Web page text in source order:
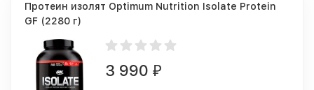
Протеин изолят Optimum Nutrition Isolate Protein
GF (2280 г)
3 990 ₽